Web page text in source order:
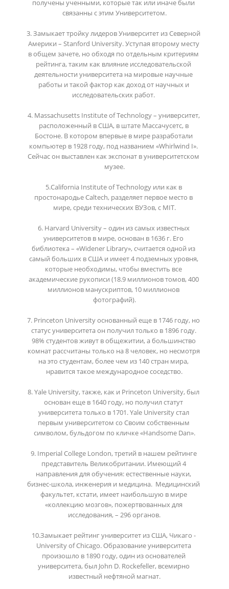
получены ученными, которые так или иначе были
связанны с этим Университетом.
3. Замыкает тройку лидеров Университет из Северной
Америки – Stanford University. Уступая второму месту
в общем зачете, но обходя по отдельным критериям
рейтинга, таким как влияние исследовательской
деятельности университета на мировые научные
работы и такой фактор как доход от научных и
исследовательских работ.
4. Massachusetts Institute of Technology – университет,
расположенный в США, в штате Массачусетс, в
Бостоне. В котором впервые в мире разработали
компьютер в 1928 году, под названием «Whirlwind I».
Сейчас он выставлен как экспонат в университетском
музее.
5.California Institute of Technology или как в
простонародье Caltech, разделяет первое место в
мире, среди технических ВУЗов, с MIT.
6. Harvard University – один из самых известных
университетов в мире, основан в 1636 г. Его
библиотека – «Widener Library», считается одной из
самый больших в США и имеет 4 подземных уровня,
которые необходимы, чтобы вместить все
академические рукописи (18.9 миллионов томов, 400
миллионов манускриптов, 10 миллионов
фотографий).
7. Princeton University основанный еще в 1746 году, но
статус университета он получил только в 1896 году.
98% студентов живут в общежитии, а большинство
комнат рассчитаны только на 8 человек, но несмотря
на это студентам, более чем из 140 стран мира,
нравится такое международное соседство.
8. Yale University, также, как и Princeton University, был
основан еще в 1640 году, но получил статут
университета только в 1701. Yale University стал
первым университетом со Своим собственным
символом, бульдогом по кличке «Handsome Dan».
9. Imperial College London, третий в нашем рейтинге
представитель Великобритании. Имеющий 4
направления для обучения: естественные науки,
бизнес-школа, инженерия и медицина.  Медицинский
факультет, кстати, имеет наибольшую в мире
«коллекцию мозгов», пожертвованных для
исследования, – 296 органов.
10.Замыкает рейтинг университет из США, Чикаго -
University of Chicago. Образование университета
произошло в 1890 году, один из основателей
университета, был John D. Rockefeller, всемирно
известный нефтяной магнат.